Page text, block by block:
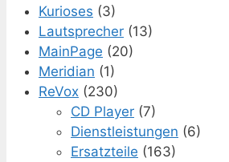
Kurioses (3)
Lautsprecher (13)
MainPage (20)
Meridian (1)
ReVox (230)
CD Player (7)
Dienstleistungen (6)
Ersatzteile (163)